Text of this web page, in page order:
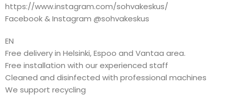
https://www.instagram.com/sohvakeskus/
Facebook & Instagram @sohvakeskus
EN
Free delivery in Helsinki, Espoo and Vantaa area.
Free installation with our experienced staff
Cleaned and disinfected with professional machines
We support recycling